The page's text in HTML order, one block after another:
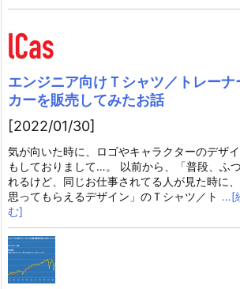
エンジニア向けＴシャツ／トレーナ
カーを販売してみたお話
[2022/01/30]
気が向いた時に、ロゴやキャラクターのデザ
もしておりまして…。 以前から、「普段、ふ
れるけど、同じお仕事されてる人が見た時に、
思ってもらえるデザイン」のＴシャツ／ト …[
む]